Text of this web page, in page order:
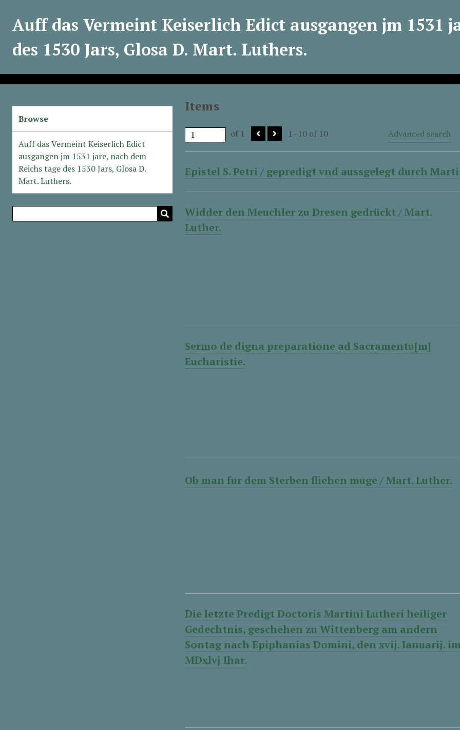
Auff das Vermeint Keiserlich Edict ausgangen jm 1531
des 1530 Jars, Glosa D. Mart. Luthers.
Browse
Auff das Vermeint Keiserlich Edict
ausgangen jm 1531 jare, nach dem
Reichs tage des 1530 Jars, Glosa D.
Mart. Luthers.
Items
of 1 1–10 of 10 Advanced search
Epistel S. Petri / gepredigt vnd aussgelegt durch
Widder den Meuchler zu Dresen gedrückt / Mart.
Luther.
Sermo de digna preparatione ad Sacramentu[m]
Eucharistie.
Ob man fur dem Sterben fliehen muge / Mart. Luther.
Die letzte Predigt Doctoris Martini Lutheri heiliger
Gedechtnis, geschehen zu Wittenberg am andern
Sontag nach Epiphanias Domini, den xvij. Ianuarij.
MDxlvj Ihar.